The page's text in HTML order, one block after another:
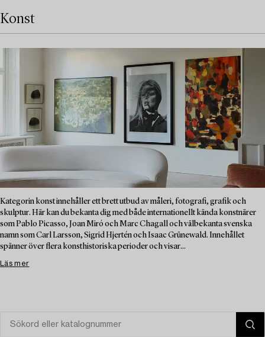
Konst
Kategorin konst innehåller ett brett utbud av måleri, fotografi, grafik och
skulptur. Här kan du bekanta dig med både internationellt kända konstnärer
som Pablo Picasso, Joan Miró och Marc Chagall och välbekanta svenska
namn som Carl Larsson, Sigrid Hjertén och Isaac Grünewald. Innehållet
spänner över flera konsthistoriska perioder och visar...
Läs mer